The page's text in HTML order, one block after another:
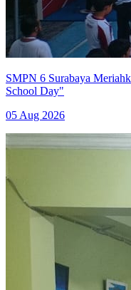
SMPN 6 Surabaya
School Day"
05 Aug 2026